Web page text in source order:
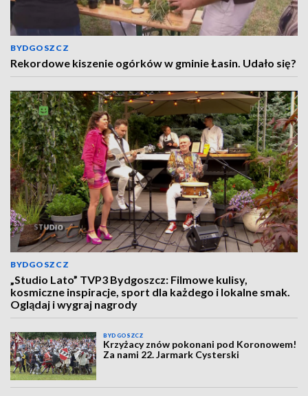
BYDGOSZCZ
Rekordowe kiszenie ogórków w gminie Łasin. Udało się?
BYDGOSZCZ
„Studio Lato” TVP3 Bydgoszcz: Filmowe kulisy,
kosmiczne inspiracje, sport dla każdego i lokalne smak.
Oglądaj i wygraj nagrody
BYDGOSZCZ
Krzyżacy znów pokonani pod Koronowem!
Za nami 22. Jarmark Cysterski